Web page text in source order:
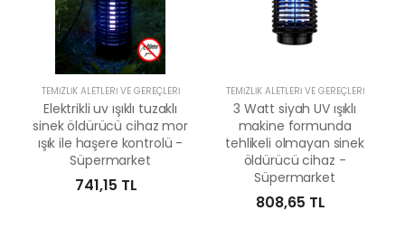
TEMIZLIK ALETLERI VE GEREÇLERI
Elektrikli uv ışıklı tuzaklı
sinek öldürücü cihaz mor
ışık ile haşere kontrolü -
Süpermarket
741,15 TL
TEMIZLIK ALETLERI VE GEREÇLERI
3 Watt siyah UV ışıklı
makine formunda
tehlikeli olmayan sinek
öldürücü cihaz -
Süpermarket
808,65 TL